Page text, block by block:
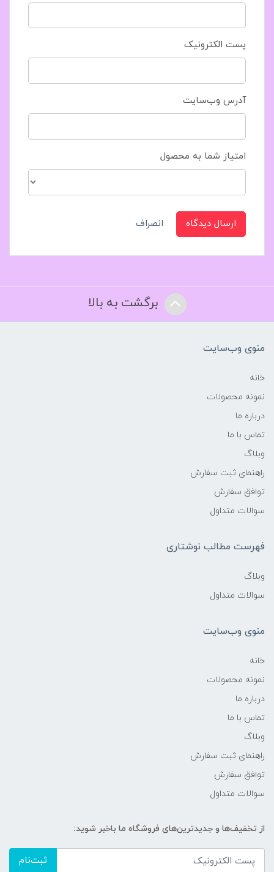
پست الکترونیک
آدرس وب‌سایت
امتیاز شما به محصول
ارسال دیدگاه انصراف
برگشت به بالا
منوی وب‌سایت
خانه
نمونه محصولات
درباره ما
تماس با ما
وبلاگ
راهنمای ثبت سفارش
توافق سفارش
سوالات متداول
فهرست مطالب نوشتاری
وبلاگ
سوالات متداول
منوی وب‌سایت
خانه
نمونه محصولات
درباره ما
تماس با ما
وبلاگ
راهنمای ثبت سفارش
توافق سفارش
سوالات متداول
از تخفیف‌ها و جدیدترین‌های فروشگاه ما باخبر شوید:
ثبت‌نام